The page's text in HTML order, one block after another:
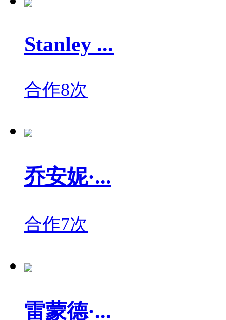
Stanley ...
合作8次
乔安妮·...
合作7次
雷蒙德·...